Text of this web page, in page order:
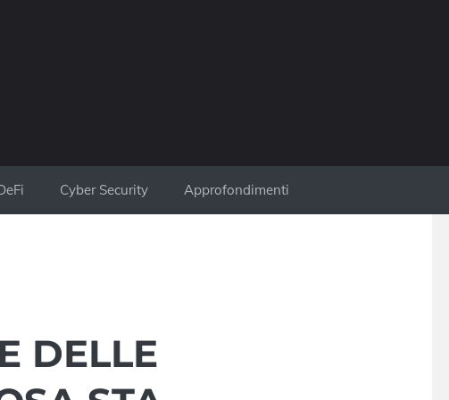
Cyber Security Approfondimenti
DELLE